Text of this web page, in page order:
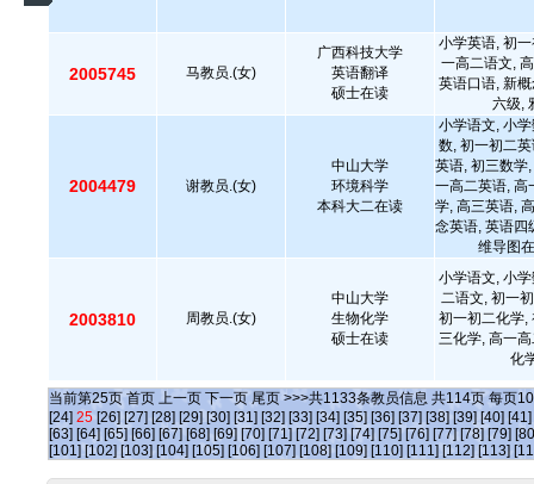
2005745 马教员.(女)
广西科技大学
英语翻译
硕士在读
小学英语, 初
一高二语文,
英语口语, 新
六级,
2004479 谢教员.(女)
中山大学
环境科学
本科大二在读
小学语文, 小
数, 初一初二
英语, 初三数学
一高二英语, 高
学, 高三英语,
念英语, 英语四
维导图
2003810 周教员.(女)
中山大学
生物化学
硕士在读
小学语文, 小
二语文, 初一
初一初二化学,
三化学, 高一
化
当前第25页 首页 上一页 下一页 尾页 >>>共1133条教员信息 共114页 每页10
[24] 25 [26] [27] [28] [29] [30] [31] [32] [33] [34] [35] [36] [37] [38] [39] [40] [41]
[63] [64] [65] [66] [67] [68] [69] [70] [71] [72] [73] [74] [75] [76] [77] [78] [79]
[101] [102] [103] [104] [105] [106] [107] [108] [109] [110] [111] [112] [113]